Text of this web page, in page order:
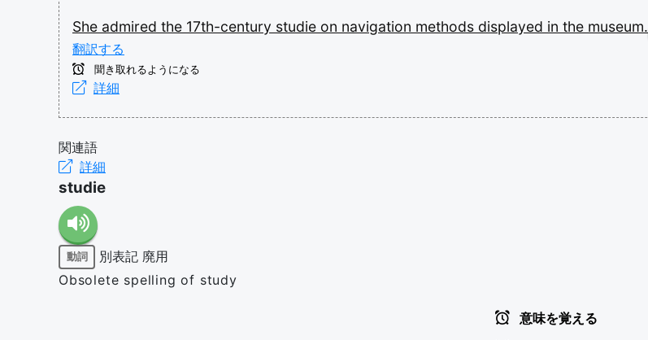
She admired the 17th-century studie on navigation methods displayed in the museum.
翻訳する
聞き取れるようになる
詳細
関連語
詳細
studie
動詞 別表記 廃用
Obsolete spelling of study
意味を覚える